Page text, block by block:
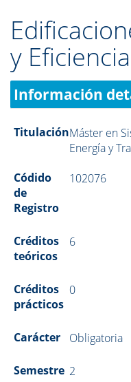
y
Información
TitulaciónMáster en
Energía y
Códido
de
Registro
102076
Créditos
teóricos
6
Créditos
prácticos
0
Carácter Obligatoria
Semestre 2